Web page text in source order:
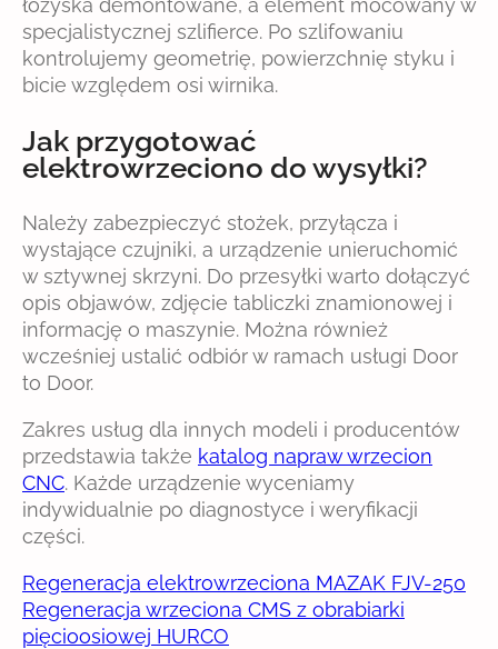
specjalistycznej szlifierce. Po szlifowaniu
kontrolujemy geometrię, powierzchnię styku i
bicie względem osi wirnika.
Jak przygotować
elektrowrzeciono do wysyłki?
Należy zabezpieczyć stożek, przyłącza i
wystające czujniki, a urządzenie unieruchomić
w sztywnej skrzyni. Do przesyłki warto dołączyć
opis objawów, zdjęcie tabliczki znamionowej i
informację o maszynie. Można również
wcześniej ustalić odbiór w ramach usługi Door
to Door.
Zakres usług dla innych modeli i producentów
przedstawia także katalog napraw wrzecion
CNC. Każde urządzenie wyceniamy
indywidualnie po diagnostyce i weryfikacji
części.
Regeneracja elektrowrzeciona MAZAK FJV-250
Regeneracja wrzeciona CMS z obrabiarki
pięcioosiowej HURCO